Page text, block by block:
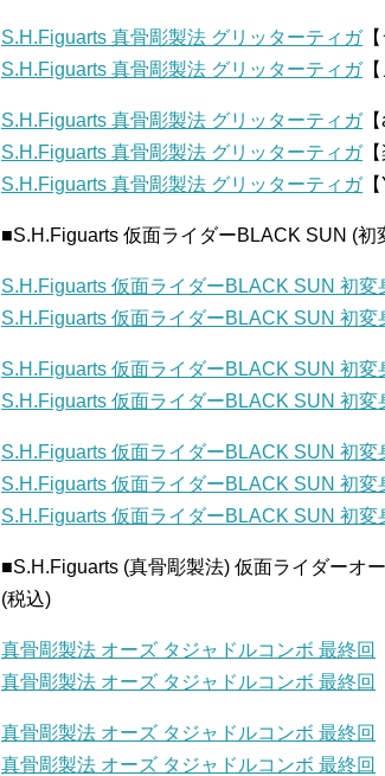
S.H.Figuarts 真骨彫製法 グリッターティガ【
S.H.Figuarts 真骨彫製法 グリッターティガ【
S.H.Figuarts 真骨彫製法 グリッターティガ【
S.H.Figuarts 真骨彫製法 グリッターティガ【
S.H.Figuarts 真骨彫製法 グリッターティガ【
■S.H.Figuarts 仮面ライダーBLACK SUN (初
S.H.Figuarts 仮面ライダーBLACK SUN 初変
S.H.Figuarts 仮面ライダーBLACK SUN 初変
S.H.Figuarts 仮面ライダーBLACK SUN 初変
S.H.Figuarts 仮面ライダーBLACK SUN 初変
S.H.Figuarts 仮面ライダーBLACK SUN 初変
S.H.Figuarts 仮面ライダーBLACK SUN 初変
S.H.Figuarts 仮面ライダーBLACK SUN 初変
■S.H.Figuarts (真骨彫製法) 仮面ライダーオ
(税込)
真骨彫製法 オーズ タジャドルコンボ 最終回
真骨彫製法 オーズ タジャドルコンボ 最終回
真骨彫製法 オーズ タジャドルコンボ 最終回
真骨彫製法 オーズ タジャドルコンボ 最終回